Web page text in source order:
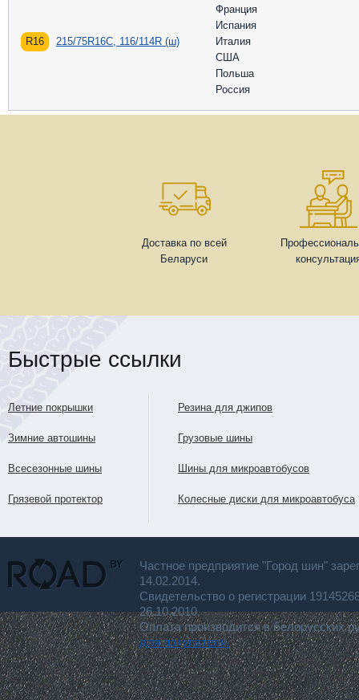
R16 215/75R16C, 116/114R (ш)
Франция
Испания
Италия
США
Польша
Россия
Доставка по всей
Беларуси
Быстрые ссылки
Летние покрышки
Зимние автошины
Всесезонные шины
Грязевой протектор
Резина для джипов
Грузовые шины
Шины для микроавтобусов
Колесные диски для микроавтобуса
Частное предприятие "Город шин"
14.02.2014.
Свидетельство о регистрации
26.10.2010.
Оплата производится в белорусских
для покупателя.